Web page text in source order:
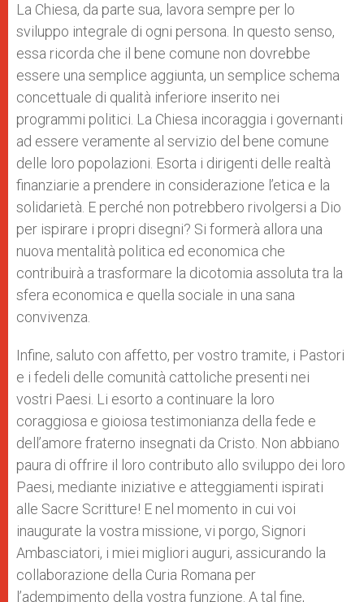
La Chiesa, da parte sua, lavora sempre per lo
sviluppo integrale di ogni persona. In questo senso,
essa ricorda che il bene comune non dovrebbe
essere una semplice aggiunta, un semplice schema
concettuale di qualità inferiore inserito nei
programmi politici. La Chiesa incoraggia i governanti
ad essere veramente al servizio del bene comune
delle loro popolazioni. Esorta i dirigenti delle realtà
finanziarie a prendere in considerazione l’etica e la
solidarietà. E perché non potrebbero rivolgersi a Dio
per ispirare i propri disegni? Si formerà allora una
nuova mentalità politica ed economica che
contribuirà a trasformare la dicotomia assoluta tra la
sfera economica e quella sociale in una sana
convivenza.
Infine, saluto con affetto, per vostro tramite, i Pastori
e i fedeli delle comunità cattoliche presenti nei
vostri Paesi. Li esorto a continuare la loro
coraggiosa e gioiosa testimonianza della fede e
dell’amore fraterno insegnati da Cristo. Non abbiano
paura di offrire il loro contributo allo sviluppo dei loro
Paesi, mediante iniziative e atteggiamenti ispirati
alle Sacre Scritture! E nel momento in cui voi
inaugurate la vostra missione, vi porgo, Signori
Ambasciatori, i miei migliori auguri, assicurando la
collaborazione della Curia Romana per
l’adempimento della vostra funzione. A tal fine,